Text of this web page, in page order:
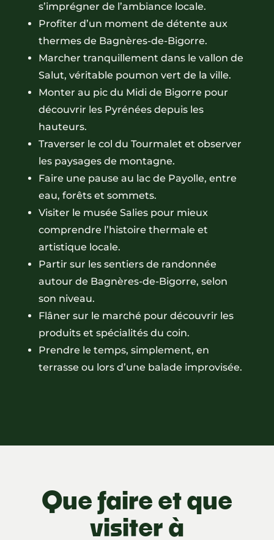
s’imprégner de l’ambiance locale.
Profiter d’un moment de détente aux
thermes de Bagnères-de-Bigorre.
Marcher tranquillement dans le vallon de
Salut, véritable poumon vert de la ville.
Monter au pic du Midi de Bigorre pour
découvrir les Pyrénées depuis les
hauteurs.
Traverser le col du Tourmalet et observer
les paysages de montagne.
Faire une pause au lac de Payolle, entre
eau, forêts et sommets.
Visiter le musée Salies pour mieux
comprendre l’histoire thermale et
artistique locale.
Partir sur les sentiers de randonnée
autour de Bagnères-de-Bigorre, selon
son niveau.
Flâner sur le marché pour découvrir les
produits et spécialités du coin.
Prendre le temps, simplement, en
terrasse ou lors d’une balade improvisée.
Que faire et que
visiter à